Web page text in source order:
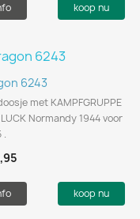
koop nu
6243
met KAMPFGRUPPE
Normandy 1944 voor
.
koop nu